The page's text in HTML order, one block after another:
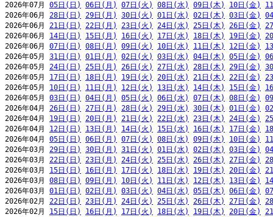
2026年07月 05日(日) 06日(月) 07日(火) 08日(水) 09日(木) 10日(金)
2026年06月 28日(日) 29日(月) 30日(火) 01日(水) 02日(木) 03日(金)
2026年06月 21日(日) 22日(月) 23日(火) 24日(水) 25日(木) 26日(金)
2026年06月 14日(日) 15日(月) 16日(火) 17日(水) 18日(木) 19日(金)
2026年06月 07日(日) 08日(月) 09日(火) 10日(水) 11日(木) 12日(金)
2026年05月 31日(日) 01日(月) 02日(火) 03日(水) 04日(木) 05日(金)
2026年05月 24日(日) 25日(月) 26日(火) 27日(水) 28日(木) 29日(金)
2026年05月 17日(日) 18日(月) 19日(火) 20日(水) 21日(木) 22日(金)
2026年05月 10日(日) 11日(月) 12日(火) 13日(水) 14日(木) 15日(金)
2026年05月 03日(日) 04日(月) 05日(火) 06日(水) 07日(木) 08日(金)
2026年04月 26日(日) 27日(月) 28日(火) 29日(水) 30日(木) 01日(金)
2026年04月 19日(日) 20日(月) 21日(火) 22日(水) 23日(木) 24日(金)
2026年04月 12日(日) 13日(月) 14日(火) 15日(水) 16日(木) 17日(金)
2026年04月 05日(日) 06日(月) 07日(火) 08日(水) 09日(木) 10日(金)
2026年03月 29日(日) 30日(月) 31日(火) 01日(水) 02日(木) 03日(金)
2026年03月 22日(日) 23日(月) 24日(火) 25日(水) 26日(木) 27日(金)
2026年03月 15日(日) 16日(月) 17日(火) 18日(水) 19日(木) 20日(金)
2026年03月 08日(日) 09日(月) 10日(火) 11日(水) 12日(木) 13日(金)
2026年03月 01日(日) 02日(月) 03日(火) 04日(水) 05日(木) 06日(金)
2026年02月 22日(日) 23日(月) 24日(火) 25日(水) 26日(木) 27日(金)
2026年02月 15日(日) 16日(月) 17日(火) 18日(水) 19日(木) 20日(金)